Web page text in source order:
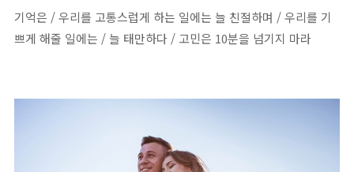
기억은 / 우리를 고통스럽게 하는 일에는 늘 친절하며 / 우리를 기
쁘게 해줄 일에는 / 늘 태만하다 / 고민은 10분을 넘기지 마라